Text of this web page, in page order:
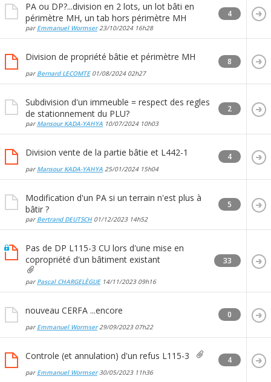
PA ou DP?...division en 2 lots, un lot bâti en
périmètre MH, un tab hors périmètre MH
par Emmanuel Wormser23/10/2024 16h28
4
Division de propriété bâtie et périmètre MH
par Bernard LECOMTE01/08/2024 02h27
8
Subdivision d'un immeuble = respect des regles
de stationnement du PLU?
par Mansour KADA-YAHYA 10/07/2024 10h03
2
Division vente de la partie bâtie et L442-1
par Mansour KADA-YAHYA 25/01/2024 15h04
4
Modification d'un PA si un terrain n'est plus à
bâtir ?
par Bertrand DEUTSCH01/12/2023 14h52
5
Pas de DP L115-3 CU lors d'une mise en
copropriété d'un bâtiment existant
par Pascal CHARGELÈGUE14/11/2023 09h16
33
nouveau CERFA ...encore
par Emmanuel Wormser29/09/2023 07h22
0
Controle (et annulation) d'un refus L115-3
par Emmanuel Wormser30/05/2023 11h36
4